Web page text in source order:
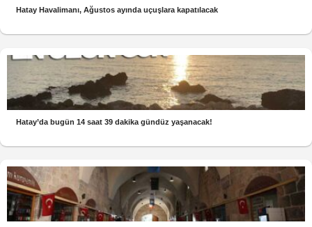
Hatay Havalimanı, Ağustos ayında uçuşlara kapatılacak
Hatay’da bugün 14 saat 39 dakika gündüz yaşanacak!